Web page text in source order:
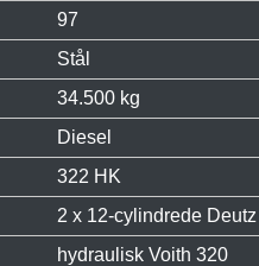
97
Stål
34.500 kg
Diesel
322 HK
2 x 12-cylindrede
hydraulisk Voith 320